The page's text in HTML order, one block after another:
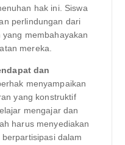
hak ini. Siswa
perlindungan dari
membahayakan
mereka.
dan
menyampaikan
yang konstruktif
mengajar dan
harus menyediakan
dalam